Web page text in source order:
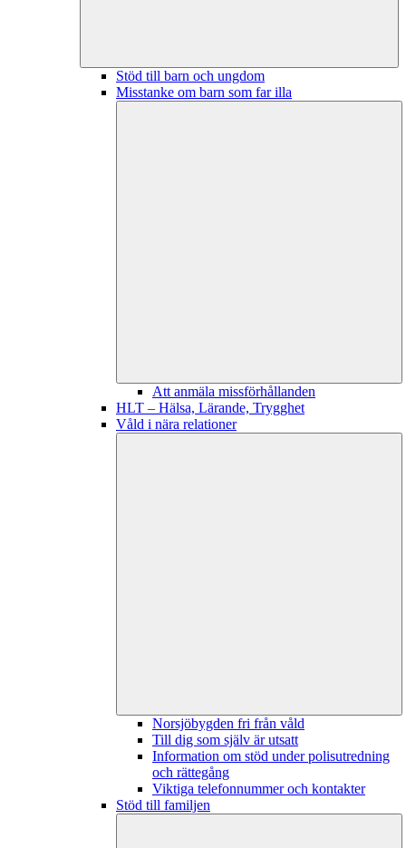
Stöd till barn och ungdom
Misstanke om barn som far illa
Att anmäla missförhållanden
HLT – Hälsa, Lärande, Trygghet
Våld i nära relationer
Norsjöbygden fri från våld
Till dig som själv är utsatt
Information om stöd under polisutredning
och rättegång
Viktiga telefonnummer och kontakter
Stöd till familjen